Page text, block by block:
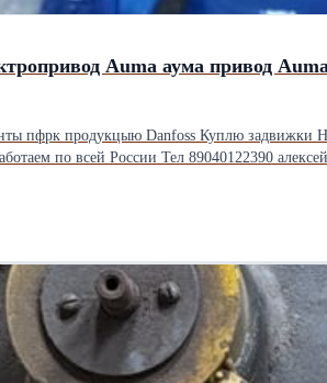
Auma аума привод
пфрк продукцыю Danfoss Куплю
Куплю Электропривод Auma аума Состояние новые бу лежалые Работаем по всей России Тел 89040122390 алексей